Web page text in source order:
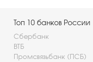
Топ 10 банков России
Сбербанк
ВТБ
Промсвязьбанк (ПСБ)